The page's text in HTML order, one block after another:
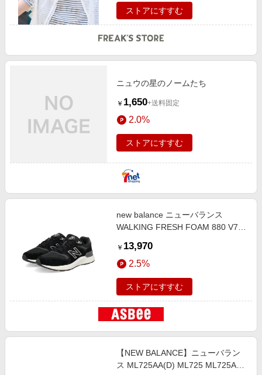
ストアにすすむ
ニュウの星のノームたち
￥ 1,650+送料固定
2.0%
ストアにすすむ
new balance ニューバランス
WALKING FRESH FOAM 880 V7
(ウォーキングフレッシュフォーム
880V7) WW880BB7 ブラック ロー
カット
￥ 13,970
2.5%
ストアにすすむ
【NEW BALANCE】ニューバラン
ス ML725AA(D) ML725 ML725AA